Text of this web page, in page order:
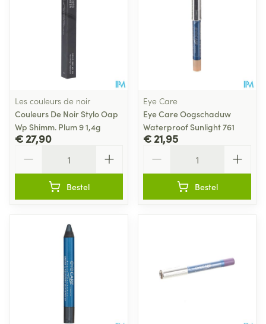
Les couleurs de noir
Couleurs De Noir Stylo Oap
Wp Shimm. Plum 9 1,4g
€ 27,90
Bestel
Eye Care
Eye Care Oogschaduw
Waterproof Sunlight 761
€ 21,95
Bestel